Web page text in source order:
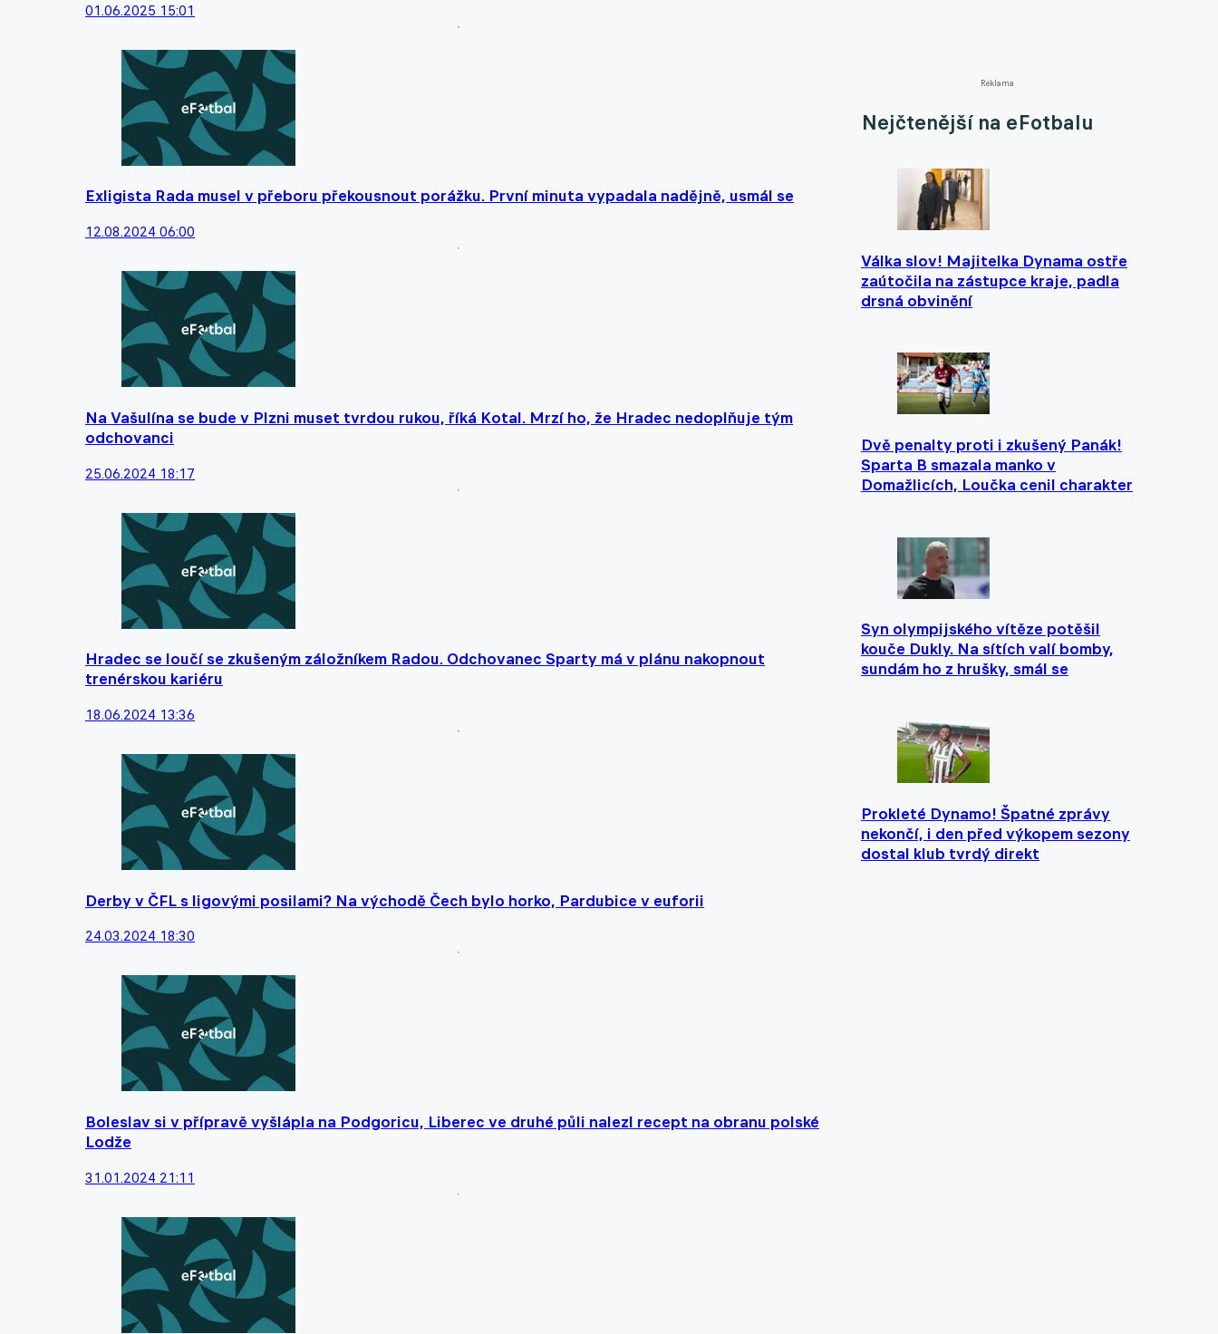
01.06.2025 15:01
Exligista Rada musel v přeboru překousnout porážku. První minuta vypadala nadějně, usmál se
12.08.2024 06:00
Na Vašulína se bude v Plzni muset tvrdou rukou, říká Kotal. Mrzí ho, že Hradec nedoplňuje tým
odchovanci
25.06.2024 18:17
Hradec se loučí se zkušeným záložníkem Radou. Odchovanec Sparty má v plánu nakopnout
trenérskou kariéru
18.06.2024 13:36
Derby v ČFL s ligovými posilami? Na východě Čech bylo horko, Pardubice v euforii
24.03.2024 18:30
Boleslav si v přípravě vyšlápla na Podgoricu, Liberec ve druhé půli nalezl recept na obranu polské
Lodže
31.01.2024 21:11
Reklama
Nejčtenější na eFotbalu
Válka slov! Majitelka Dynama ostře
zaútočila na zástupce kraje, padla
drsná obvinění
Dvě penalty proti i zkušený Panák!
Sparta B smazala manko v
Domažlicích, Loučka cenil charakter
Syn olympijského vítěze potěšil
kouče Dukly. Na sítích valí bomby,
sundám ho z hrušky, smál se
Prokleté Dynamo! Špatné zprávy
nekončí, i den před výkopem sezony
dostal klub tvrdý direkt